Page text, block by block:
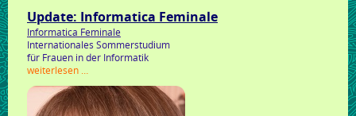
sommeruni
Update: Informatica Feminale
Informatica Feminale
Internationales Sommerstudium
für Frauen in der Informatik
weiterlesen …
feminale